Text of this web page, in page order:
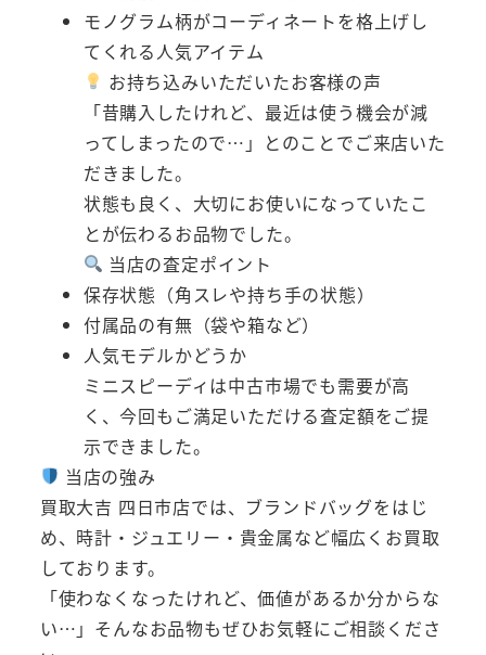
モノグラム柄がコーディネートを格上げし
てくれる人気アイテム
お持ち込みいただいたお客様の声
「昔購入したけれど、最近は使う機会が減
ってしまったので…」とのことでご来店いた
だきました。
状態も良く、大切にお使いになっていたこ
とが伝わるお品物でした。
当店の査定ポイント
保存状態（角スレや持ち手の状態）
付属品の有無（袋や箱など）
人気モデルかどうか
ミニスピーディは中古市場でも需要が高
く、今回もご満足いただける査定額をご提
示できました。
当店の強み
買取大吉 四日市店では、ブランドバッグをはじ
め、時計・ジュエリー・貴金属など幅広くお買取
しております。
「使わなくなったけれど、価値があるか分からな
い…」そんなお品物もぜひお気軽にご相談くださ